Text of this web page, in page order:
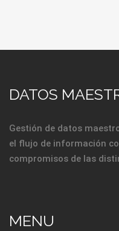
DATOS
Gestión de datos
el flujo de información
compromisos de las
MENU